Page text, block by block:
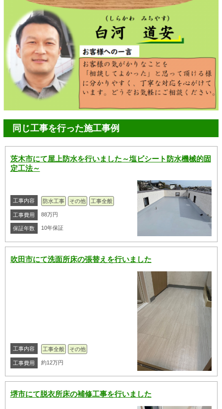
同じ工事を行った施工事例
茨木市にて屋上防水を行いました～塩ビシート防水機械的固
定工法～
工事内容 防水工事 その他 工事全般
工事費用 88万円
保証年数 10年保証
吹田市にて洗面所床の張替えを行いました
工事内容 工事全般 その他
工事費用 約12万円
堺市にて脱衣所床の補修工事を行いました